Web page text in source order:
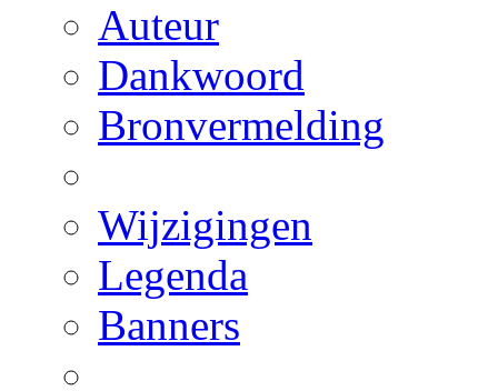
Auteur
Dankwoord
Bronvermelding
Wijzigingen
Legenda
Banners